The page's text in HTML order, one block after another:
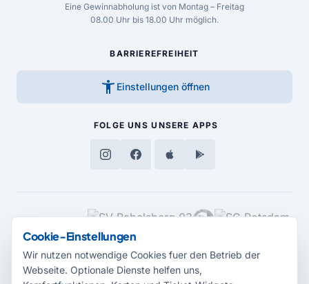
Eine Gewinnabholung ist von Montag – Freitag
08.00 Uhr bis 18.00 Uhr möglich.
BARRIEREFREIHEIT
accessibility_new Einstellungen öffnen
FOLGE UNS UNSERE APPS
MEDIENPARTNER
Cookie-Einstellungen
Wir nutzen notwendige Cookies fuer den Betrieb der
Webseite. Optionale Dienste helfen uns,